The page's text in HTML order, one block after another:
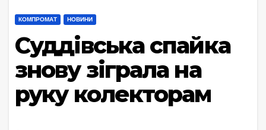
КОМПРОМАТ НОВИНИ
Суддівська спайка
знову зіграла на
руку колекторам